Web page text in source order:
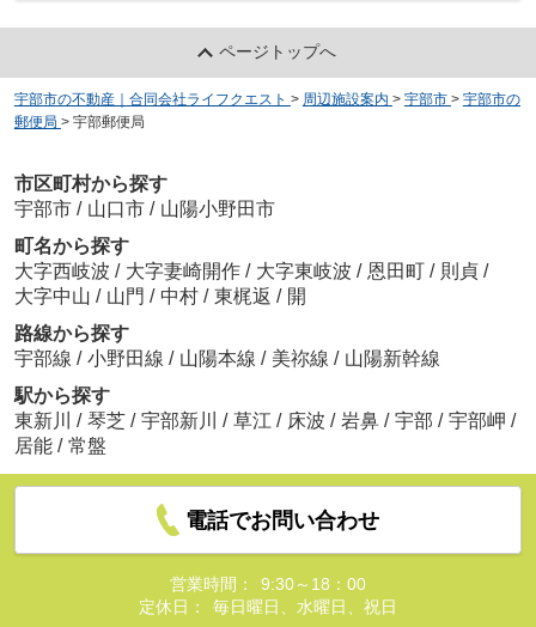
ページトップへ
宇部市の不動産｜合同会社ライフクエスト > 周辺施設案内 > 宇部市 > 宇部市の
郵便局 > 宇部郵便局
市区町村から探す
宇部市 / 山口市 / 山陽小野田市
町名から探す
大字西岐波 / 大字妻崎開作 / 大字東岐波 / 恩田町 / 則貞 /
大字中山 / 山門 / 中村 / 東梶返 / 開
路線から探す
宇部線 / 小野田線 / 山陽本線 / 美祢線 / 山陽新幹線
駅から探す
東新川
/ 琴芝 / 宇部新川 / 草江 / 床波 / 岩鼻 / 宇部 / 宇部岬 /
居能 / 常盤
電話でお問い合わせ
営業時間：
9:30～18：00
定休日：
毎日曜日、水曜日、祝日